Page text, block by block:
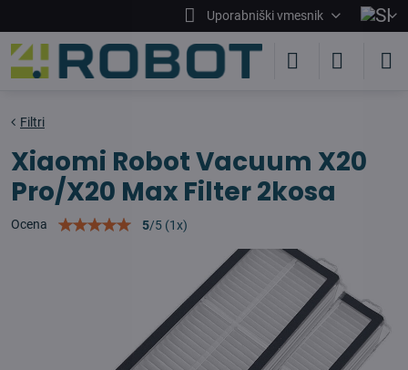
Uporabniški vmesnik
Filtri
Xiaomi Robot Vacuum X20
Pro/X20 Max Filter 2kosa
Ocena 5/5 (1x)